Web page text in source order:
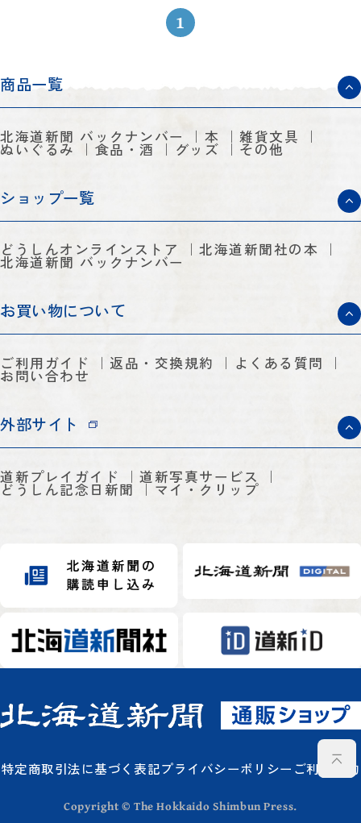
1
商品一覧
北海道新聞 バックナンバー 本 雑貨文具
ぬいぐるみ 食品・酒 グッズ その他
ショップ一覧
どうしんオンラインストア 北海道新聞社の本
北海道新聞 バックナンバー
お買い物について
ご利用ガイド 返品・交換規約 よくある質問
お問い合わせ
外部サイト
道新プレイガイド 道新写真サービス
どうしん記念日新聞 マイ・クリップ
特定商取引法に基づく表記プライバシーポリシー ご利用規約
Copyright © The Hokkaido Shimbun Press.